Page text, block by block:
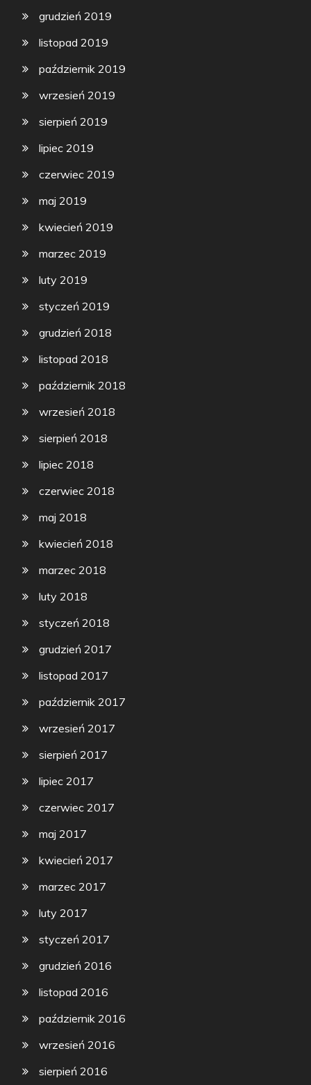
grudzień 2019
listopad 2019
październik 2019
wrzesień 2019
sierpień 2019
lipiec 2019
czerwiec 2019
maj 2019
kwiecień 2019
marzec 2019
luty 2019
styczeń 2019
grudzień 2018
listopad 2018
październik 2018
wrzesień 2018
sierpień 2018
lipiec 2018
czerwiec 2018
maj 2018
kwiecień 2018
marzec 2018
luty 2018
styczeń 2018
grudzień 2017
listopad 2017
październik 2017
wrzesień 2017
sierpień 2017
lipiec 2017
czerwiec 2017
maj 2017
kwiecień 2017
marzec 2017
luty 2017
styczeń 2017
grudzień 2016
listopad 2016
październik 2016
wrzesień 2016
sierpień 2016